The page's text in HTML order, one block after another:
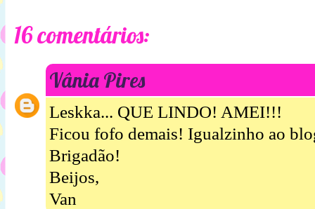
16 comentários:
Vânia Pires
Leskka... QUE LINDO! AMEI!!!
Ficou fofo demais! Igualzinho ao
Brigadão!
Beijos,
Van